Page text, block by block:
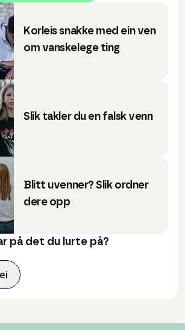
Korleis snakke med ein ven
om vanskelege ting
Slik takler du en falsk venn
Blitt uvenner? Slik ordner
dere opp
på det du lurte på?